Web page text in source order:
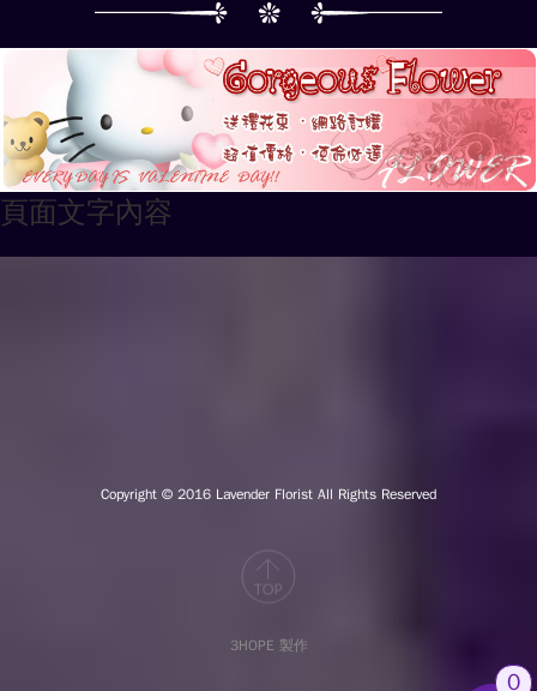
頁面文字內容
Copyright © 2016 Lavender Florist All Rights Reserved
3HOPE 製作
0